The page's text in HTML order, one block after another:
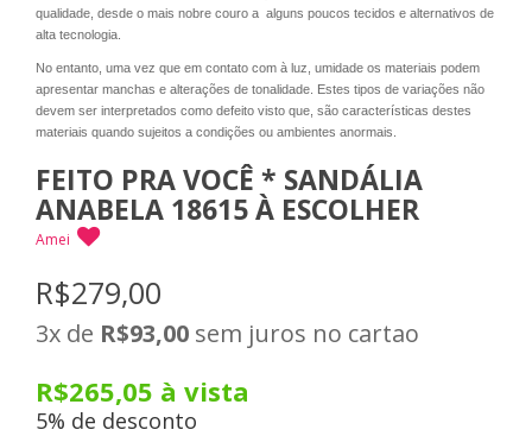
qualidade, desde o mais nobre couro a alguns poucos tecidos e alternativos de
alta tecnologia.
No entanto, uma vez que em contato com à luz, umidade os materiais podem
apresentar manchas e alterações de tonalidade. Estes tipos de variações não
devem ser interpretados como defeito visto que, são características destes
materiais quando sujeitos a condições ou ambientes anormais.
FEITO PRA VOCÊ * SANDÁLIA
ANABELA 18615 À ESCOLHER
Amei
R$279,00
3x de R$93,00 sem juros no cartao
R$265,05 à vista
5% de desconto